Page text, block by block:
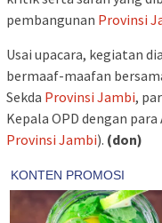
pembangunan Provinsi
Usai upacara, kegiatan
bermaaf-maafan
Sekda Provinsi Jambi,
Kepala OPD dengan
Provinsi Jambi). (don)